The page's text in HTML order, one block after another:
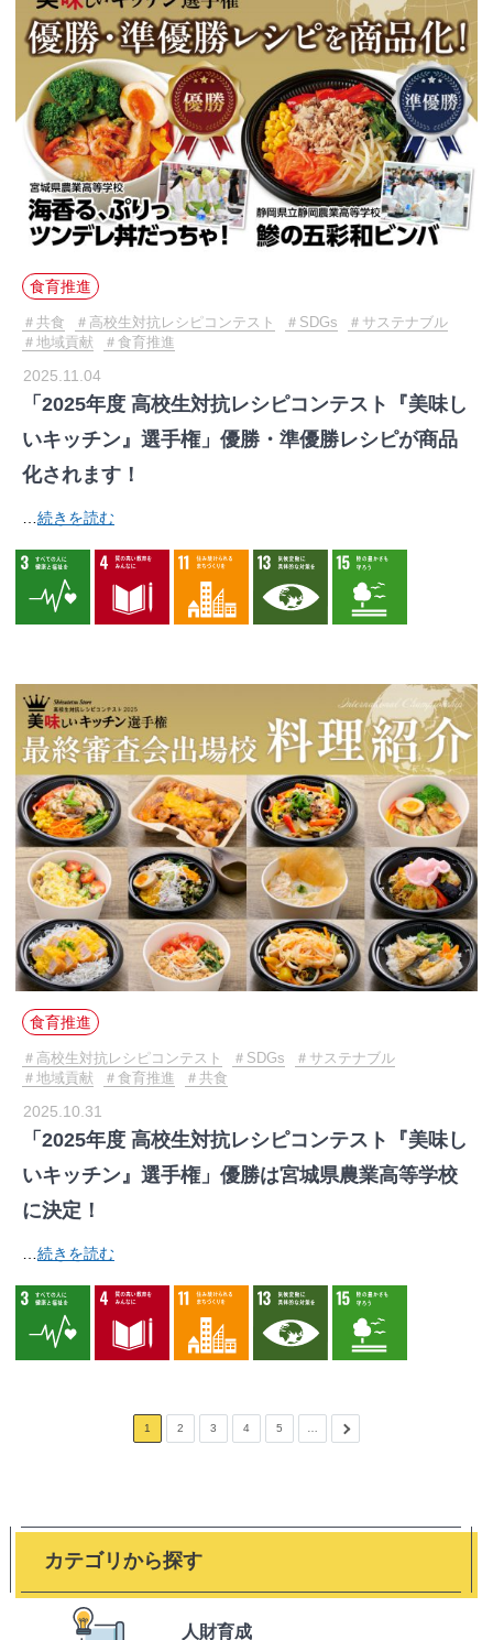
食育推進
共食 高校生対抗レシピコンテスト SDGs
サステナブル
地域貢献
食育推進
2025.11.04
「2025年度 高校生対抗レシピコンテスト『美味し
いキッチン』選手権」優勝・準優勝レシピが商品
化されます！
続きを読む
食育推進
高校生対抗レシピコンテスト SDGs
サステナブル
地域貢献
食育推進 共食
2025.10.31
「2025年度 高校生対抗レシピコンテスト『美味し
いキッチン』選手権」優勝は宮城県農業高等学校
に決定！
続きを読む
1 2 3 4 5
カテゴリから探す
人財育成